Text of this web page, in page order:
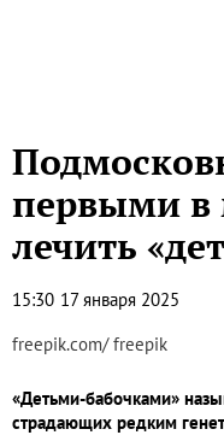
первыми в
лечить
15:30 17 января 2025
freepik.com/ freepik
«Детьми-бабочками»
страдающих редким